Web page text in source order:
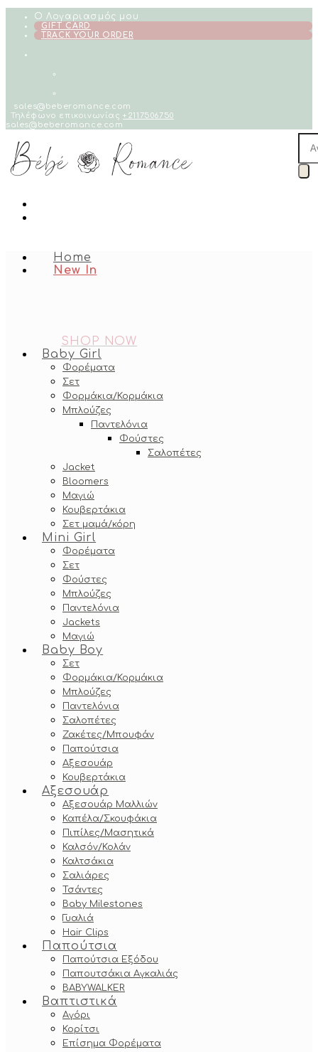
Skip
content
Ο Λογαριασμός μου
GIFT CARD
TRACK YOUR ORDER
sales@beberomance.com
Τηλέφωνο επικοινωνίας+2117506750
sales@beberomance.com
Home
New In
SHOP NOW
Baby Girl
Φορέματα
Σετ
Φορμάκια/Κορμάκια
Μπλούζες
Παντελόνια
Φούστες
Σαλοπέτες
Jacket
Bloomers
Μαγιώ
Κουβερτάκια
Σετ μαμά/κόρη
Mini Girl
Φορέματα
Σετ
Φούστες
Μπλούζες
Παντελόνια
Jackets
Μαγιώ
Baby Boy
Σετ
Φορμάκια/Κορμάκια
Μπλούζες
Παντελόνια
Σαλοπέτες
Ζακέτες/Μπουφάν
Παπούτσια
Αξεσουάρ
Κουβερτάκια
Αξεσουάρ
Αξεσουάρ Μαλλιών
Καπέλα/Σκουφάκια
Πιπίλες/Μασητικά
Καλσόν/Κολάν
Καλτσάκια
Σαλιάρες
Τσάντες
Baby Milestones
Γυαλιά
Hair Clips
Παπούτσια
Παπούτσια Εξόδου
Παπουτσάκια Αγκαλιάς
BABYWALKER
Βαπτιστικά
Αγόρι
Κορίτσι
Επίσημα Φορέματα